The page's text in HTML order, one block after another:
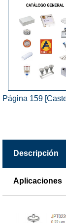
Página 159
Descripción
Aplicaciones